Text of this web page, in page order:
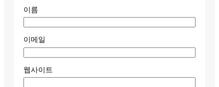
이름
이메일
웹사이트